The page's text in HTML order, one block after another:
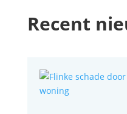
Recent